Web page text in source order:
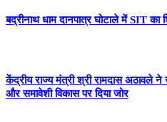
बद्रीनाथ धाम दानपात्र घोटाले में SIT का
केंद्रीय राज्य मंत्री श्री रामदास अठावले
और समावेशी विकास पर दिया जोर